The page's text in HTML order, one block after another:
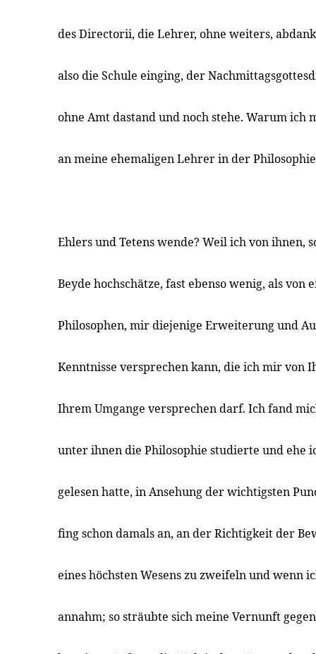
des Directorii, die Lehrer, ohne weiters,
also die Schule einging, der
ohne Amt dastand und noch stehe. Warum ich
an meine ehemaligen Lehrer in der
Ehlers und Tetens wende? Weil ich von ihnen,
Beyde hochschätze, fast ebenso wenig, als von
Philosophen, mir diejenige Erweiterung und
Kenntnisse versprechen kann, die ich mir von
Ihrem Umgange versprechen darf. Ich fand
unter ihnen die Philosophie studierte und ehe
gelesen hatte, in Ansehung der wichtigsten
fing schon damals an, an der Richtigkeit der
eines höchsten Wesens zu zweifeln und wenn
annahm; so sträubte sich meine Vernunft